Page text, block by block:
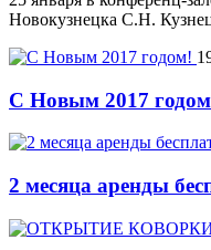
Новокузнецка С.Н.
С Новым 2017
2 месяца аренды